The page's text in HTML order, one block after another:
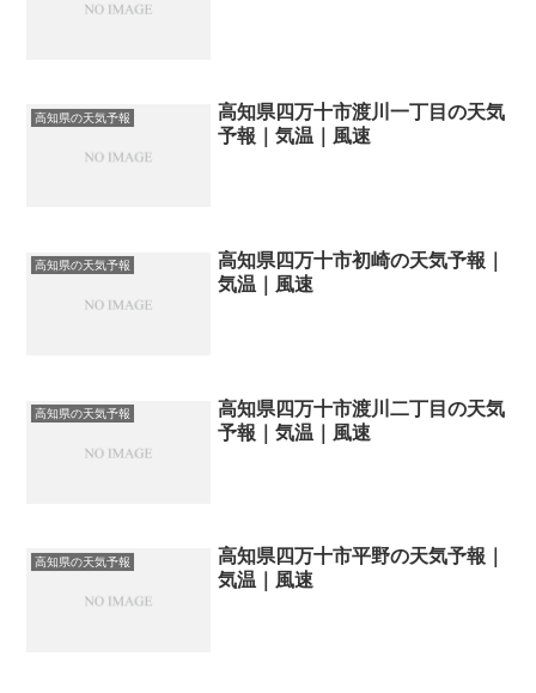
高知県の天気予報
高知県四万十市渡川一丁目の天気
予報｜気温｜風速
高知県の天気予報
高知県四万十市初崎の天気予報｜
気温｜風速
高知県の天気予報
高知県四万十市渡川二丁目の天気
予報｜気温｜風速
高知県の天気予報
高知県四万十市平野の天気予報｜
気温｜風速